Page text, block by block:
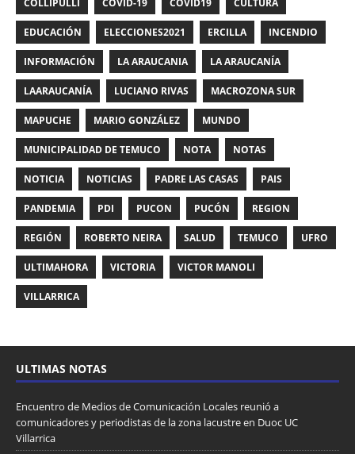
EDUCACIÓN ELECCIONES2021 ERCILLA INCENDIO
INFORMACIÓN LA ARAUCANIA LA ARAUCANÍA
LAARAUCANÍA LUCIANO RIVAS MACROZONA SUR
MAPUCHE MARIO GONZÁLEZ MUNDO
MUNICIPALIDAD DE TEMUCO NOTA NOTAS
NOTICIA NOTICIAS PADRE LAS CASAS PAIS
PANDEMIA PDI PUCON PUCÓN REGION
REGIÓN ROBERTO NEIRA SALUD TEMUCO UFRO
ULTIMAHORA VICTORIA VICTOR MANOLI
VILLARRICA
ULTIMAS NOTAS
Encuentro de Medios de Comunicación Locales reunió a
comunicadores y periodistas de la zona lacustre en Duoc UC
Villarrica